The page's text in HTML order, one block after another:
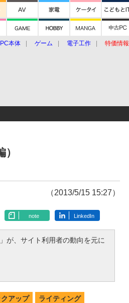
PC本体 ゲーム 電子工作 特価情報
（2013/5/15 15:27）
note LinkedIn
が、サイト利用者の動向を元に
アップ
ライティング